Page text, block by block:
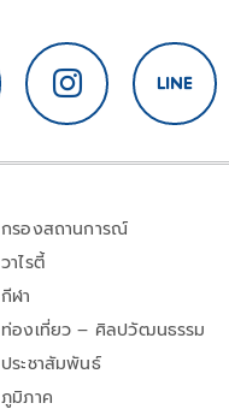
กรองสถานการณ์
วาไรตี้
กีฬา
ท่องเที่ยว – ศิลปวัฒนธรรม
ประชาสัมพันธ์
ภูมิภาค